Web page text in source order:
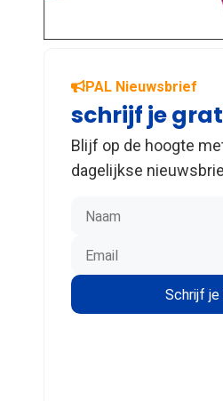
PAL Nieuwsbrief
schrijf je
Blijf op de hoogte
dagelijkse